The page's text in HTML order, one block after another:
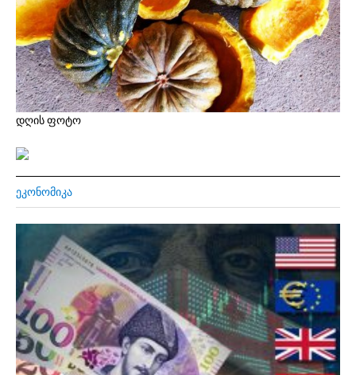
დღის ფოტო
ᲔᲙᲝᲜᲝᲛᲘᲙᲐ